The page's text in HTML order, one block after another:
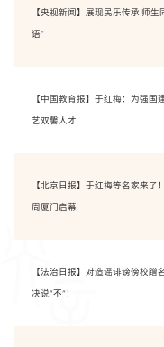
【央视新闻】展现民乐传承 师生
语”
【中国教育报】于红梅：为强国
艺双馨人才
【北京日报】于红梅等名家来了
周厦门启幕
【法治日报】对造谣诽谤傍校蹭
决说“不”！